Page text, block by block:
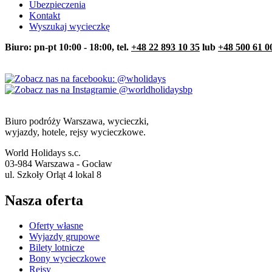
Ubezpieczenia
Kontakt
Wyszukaj wycieczkę
Biuro: pn-pt 10:00 - 18:00, tel. +48 22 893 10 35 lub +48 500 61
Biuro podróży Warszawa, wycieczki,
wyjazdy, hotele, rejsy wycieczkowe.
World Holidays s.c.
03-984 Warszawa - Gocław
ul. Szkoły Orląt 4 lokal 8
Nasza oferta
Oferty własne
Wyjazdy grupowe
Bilety lotnicze
Bony wycieczkowe
Rejsy